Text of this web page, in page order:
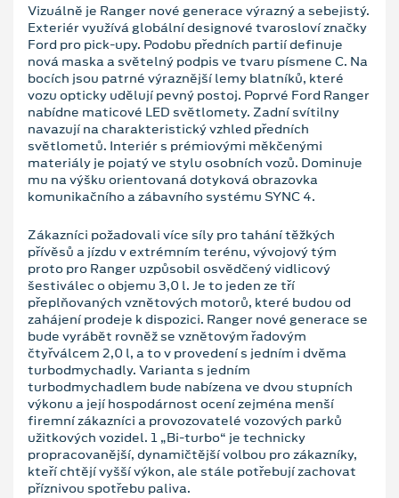
Vizuálně je Ranger nové generace výrazný a sebejistý.
Exteriér využívá globální designové tvarosloví značky
Ford pro pick-upy. Podobu předních partií definuje
nová maska a světelný podpis ve tvaru písmene C. Na
bocích jsou patrné výraznější lemy blatníků, které
vozu opticky udělují pevný postoj. Poprvé Ford Ranger
nabídne maticové LED světlomety. Zadní svítilny
navazují na charakteristický vzhled předních
světlometů. Interiér s prémiovými měkčenými
materiály je pojatý ve stylu osobních vozů. Dominuje
mu na výšku orientovaná dotyková obrazovka
komunikačního a zábavního systému SYNC 4.
Zákazníci požadovali více síly pro tahání těžkých
přívěsů a jízdu v extrémním terénu, vývojový tým
proto pro Ranger uzpůsobil osvědčený vidlicový
šestiválec o objemu 3,0 l. Je to jeden ze tří
přeplňovaných vznětových motorů, které budou od
zahájení prodeje k dispozici. Ranger nové generace se
bude vyrábět rovněž se vznětovým řadovým
čtyřválcem 2,0 l, a to v provedení s jedním i dvěma
turbodmychadly. Varianta s jedním
turbodmychadlem bude nabízena ve dvou stupních
výkonu a její hospodárnost ocení zejména menší
firemní zákazníci a provozovatelé vozových parků
užitkových vozidel. 1 „Bi-turbo“ je technicky
propracovanější, dynamičtější volbou pro zákazníky,
kteří chtějí vyšší výkon, ale stále potřebují zachovat
příznivou spotřebu paliva.